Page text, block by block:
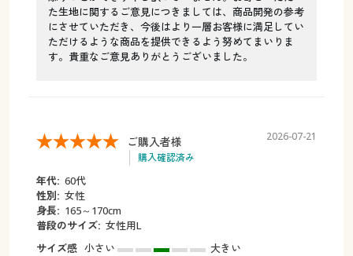
た生地に関するご意見につきましては、商品開発の参考
にさせていただき、今後はより一層お客様に満足してい
ただけるような商品を提供できるよう努めてまいりま
す。貴重なご意見ありがとうございました。
ご購入者様
購入確認済み
2026-07-21
年代: 60代
性別: 女性
身長: 165～170cm
普段のサイズ: 女性用L
サイズ感 小さい
大きい